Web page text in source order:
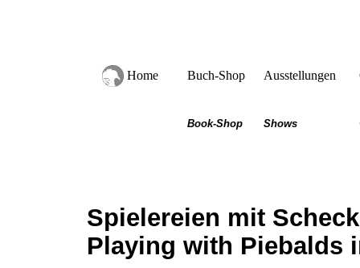
Home Buch-Shop Ausstellungen
Book-Shop Shows
Spielereien mit
Playing with Piebalds